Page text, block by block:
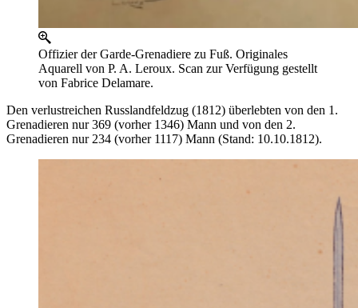
Offizier der Garde-Grenadiere zu Fuß. Originales
Aquarell von P. A. Leroux. Scan zur Verfügung gestellt
von Fabrice Delamare.
Den verlustreichen Russlandfeldzug (1812) überlebten von den 1.
Grenadieren nur 369 (vorher 1346) Mann und von den 2.
Grenadieren nur 234 (vorher 1117) Mann (Stand: 10.10.1812).